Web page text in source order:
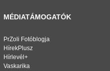
MÉDIATÁMOGATÓK
PrZoli Fotóblogja
HírekPlusz
Hírlevél+
Vaskarika